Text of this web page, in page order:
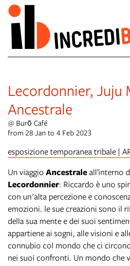
Lecordonnier, Juju
Ancestrale
@ Burō Café
from 28 Jan to 4 Feb 2023
esposizione temporanea tribale |
Un viaggio Ancestraleall’interno
Lecordonnier: Riccardo è uno
con un'alta percezione e
emozioni. le sue creazioni sono il
della sua mente e dei suoi
appartiene ai sogni, alle visioni e
connubio col mondo che ci
nei suoi confronti. Un mondo che